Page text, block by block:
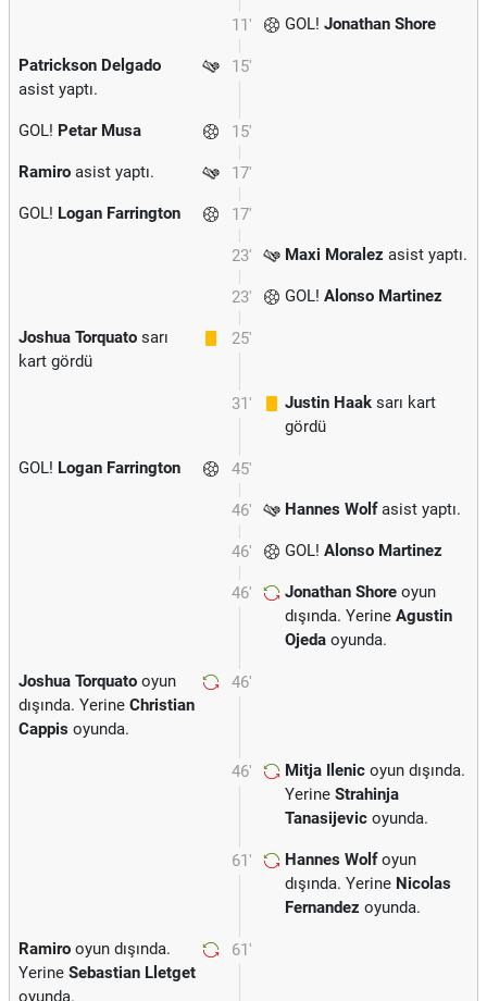
11' GOL! Jonathan Shore
15'
Patrickson Delgado
asist yaptı.
15'
GOL! Petar Musa
17'
Ramiro asist yaptı.
17'
GOL! Logan Farrington
23' Maxi Moralez asist yaptı.
23' GOL! Alonso Martinez
25'
Joshua Torquato sarı
kart gördü
31' Justin Haak sarı kart
gördü
45'
GOL! Logan Farrington
46' Hannes Wolfasist yaptı.
46' GOL! Alonso Martinez
46' Jonathan Shore oyun
dışında. Yerine Agustin
Ojeda oyunda.
46'
Joshua Torquato oyun
dışında. Yerine Christian
Cappis oyunda.
46' Mitja Ilenic oyun dışında.
Yerine Strahinja
Tanasijevic oyunda.
61' Hannes Wolfoyun
dışında. Yerine Nicolas
Fernandez oyunda.
61'
Ramiro oyun dışında.
Yerine Sebastian Lletget
oyunda.